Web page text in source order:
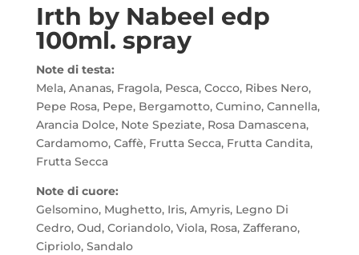
Irth by Nabeel edp
100ml. spray
Note di testa:
Mela, Ananas, Fragola, Pesca, Cocco, Ribes Nero,
Pepe Rosa, Pepe, Bergamotto, Cumino, Cannella,
Arancia Dolce, Note Speziate, Rosa Damascena,
Cardamomo, Caffè, Frutta Secca, Frutta Candita,
Frutta Secca
Note di cuore:
Gelsomino, Mughetto, Iris, Amyris, Legno Di
Cedro, Oud, Coriandolo, Viola, Rosa, Zafferano,
Cipriolo, Sandalo